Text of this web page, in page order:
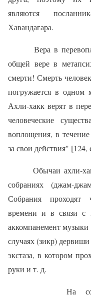
являются
Хавандагара.
Вера в
общей вере в
смерти! Смерть
погружается в одном
Ахли-хакк верят в
человеческие
воплощения, в
за свои действия" [124,
Обычаи ахли-
собраниях (джам-
Собрания проходят
времени и в связи
аккомпанемент
случа­ях (зикр) дервиши
экстаза, в кото­ром
руки и т. д.
На